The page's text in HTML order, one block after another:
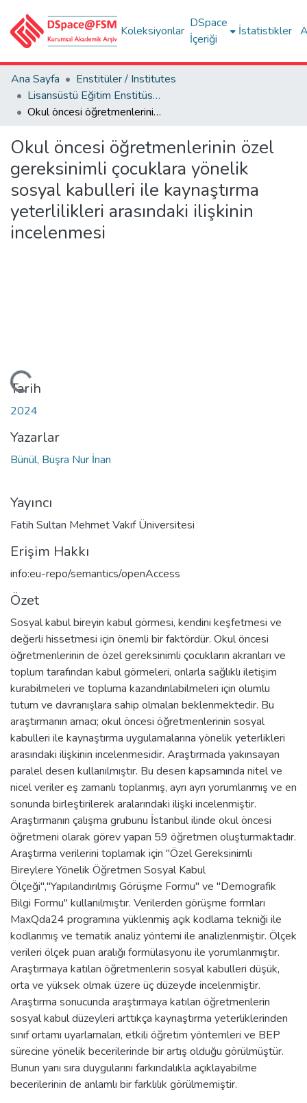
Koleksiyonlar
DSpace
İçeriği
İstatistikler
Ana Sayfa
Enstitüler / Institutes
Lisansüstü Eğitim Enstitüsü Tez Koleksiyonu
Okul öncesi öğretmenlerinin özel gereksinimli çocuklara yönelik sosyal kabulleri ile kaynaştırma yeterlilikleri arasındaki ilişkinin incelenmesi
Okul öncesi öğretmenlerinin özel
gereksinimli çocuklara yönelik
sosyal kabulleri ile kaynaştırma
yeterlilikleri arasındaki ilişkinin
incelenmesi
Tarih
2024
Yazarlar
Bünül, Büşra Nur İnan
Yayıncı
Fatih Sultan Mehmet Vakıf Üniversitesi
Erişim Hakkı
info:eu-repo/semantics/openAccess
Özet
Sosyal kabul bireyin kabul görmesi, kendini keşfetmesi ve
değerli hissetmesi için önemli bir faktördür. Okul öncesi
öğretmenlerinin de özel gereksinimli çocukların akranları ve
toplum tarafından kabul görmeleri, onlarla sağlıklı iletişim
kurabilmeleri ve topluma kazandırılabilmeleri için olumlu
tutum ve davranışlara sahip olmaları beklenmektedir. Bu
araştırmanın amacı; okul öncesi öğretmenlerinin sosyal
kabulleri ile kaynaştırma uygulamalarına yönelik yeterlikleri
arasındaki ilişkinin incelenmesidir. Araştırmada yakınsayan
paralel desen kullanılmıştır. Bu desen kapsamında nitel ve
nicel veriler eş zamanlı toplanmış, ayrı ayrı yorumlanmış ve en
sonunda birleştirilerek aralarındaki ilişki incelenmiştir.
Araştırmanın çalışma grubunu İstanbul ilinde okul öncesi
öğretmeni olarak görev yapan 59 öğretmen oluşturmaktadır.
Araştırma verilerini toplamak için ''Özel Gereksinimli
Bireylere Yönelik Öğretmen Sosyal Kabul
Ölçeği'',''Yapılandırılmış Görüşme Formu'' ve ''Demografik
Bilgi Formu'' kullanılmıştır. Verilerden görüşme formları
MaxQda24 programına yüklenmiş açık kodlama tekniği ile
kodlanmış ve tematik analiz yöntemi ile analizlenmiştir. Ölçek
verileri ölçek puan aralığı formülasyonu ile yorumlanmıştır.
Araştırmaya katılan öğretmenlerin sosyal kabulleri düşük,
orta ve yüksek olmak üzere üç düzeyde incelenmiştir.
Araştırma sonucunda araştırmaya katılan öğretmenlerin
sosyal kabul düzeyleri arttıkça kaynaştırma yeterliklerinden
sınıf ortamı uyarlamaları, etkili öğretim yöntemleri ve BEP
sürecine yönelik becerilerinde bir artış olduğu görülmüştür.
Bunun yanı sıra duygularını farkındalıkla açıklayabilme
becerilerinin de anlamlı bir farklılık görülmemiştir.